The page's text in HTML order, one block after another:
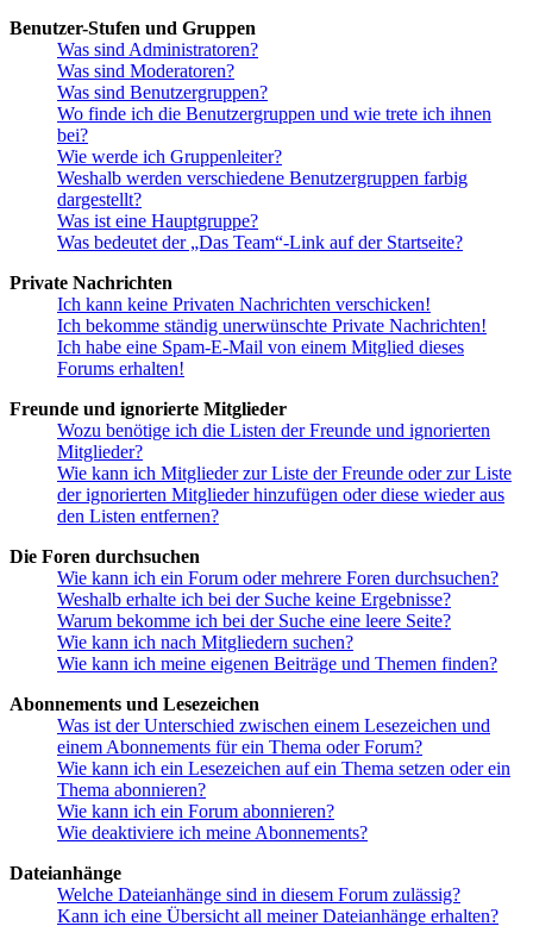
Benutzer-Stufen und Gruppen
Was sind Administratoren?
Was sind Moderatoren?
Was sind Benutzergruppen?
Wo finde ich die Benutzergruppen und wie trete ich ihnen
bei?
Wie werde ich Gruppenleiter?
Weshalb werden verschiedene Benutzergruppen farbig
dargestellt?
Was ist eine Hauptgruppe?
Was bedeutet der „Das Team“-Link auf der Startseite?
Private Nachrichten
Ich kann keine Privaten Nachrichten verschicken!
Ich bekomme ständig unerwünschte Private Nachrichten!
Ich habe eine Spam-E-Mail von einem Mitglied dieses
Forums erhalten!
Freunde und ignorierte Mitglieder
Wozu benötige ich die Listen der Freunde und ignorierten
Mitglieder?
Wie kann ich Mitglieder zur Liste der Freunde oder zur Liste
der ignorierten Mitglieder hinzufügen oder diese wieder aus
den Listen entfernen?
Die Foren durchsuchen
Wie kann ich ein Forum oder mehrere Foren durchsuchen?
Weshalb erhalte ich bei der Suche keine Ergebnisse?
Warum bekomme ich bei der Suche eine leere Seite?
Wie kann ich nach Mitgliedern suchen?
Wie kann ich meine eigenen Beiträge und Themen finden?
Abonnements und Lesezeichen
Was ist der Unterschied zwischen einem Lesezeichen und
einem Abonnements für ein Thema oder Forum?
Wie kann ich ein Lesezeichen auf ein Thema setzen oder ein
Thema abonnieren?
Wie kann ich ein Forum abonnieren?
Wie deaktiviere ich meine Abonnements?
Dateianhänge
Welche Dateianhänge sind in diesem Forum zulässig?
Kann ich eine Übersicht all meiner Dateianhänge erhalten?